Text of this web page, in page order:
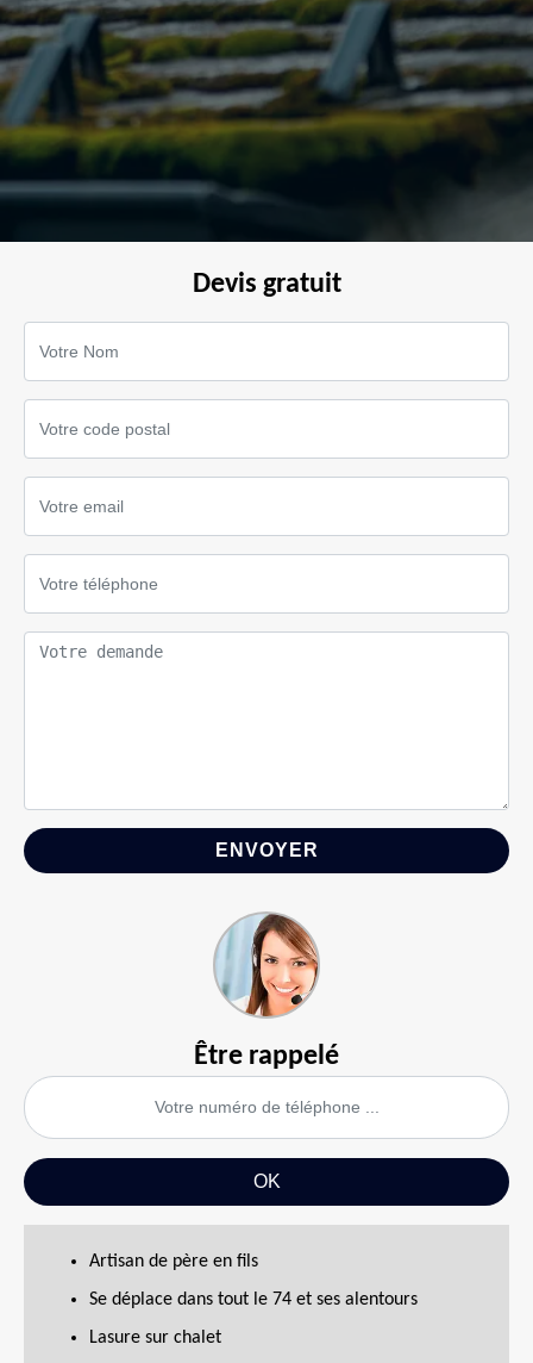
Devis gratuit
Être rappelé
Artisan de père en fils
Se déplace dans tout le 74 et ses alentours
Lasure sur chalet